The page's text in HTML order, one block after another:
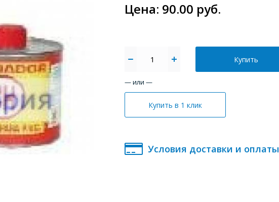
Цена: 90.00 руб.
Купить
— или —
Купить в 1 клик
Условия доставки и оплаты